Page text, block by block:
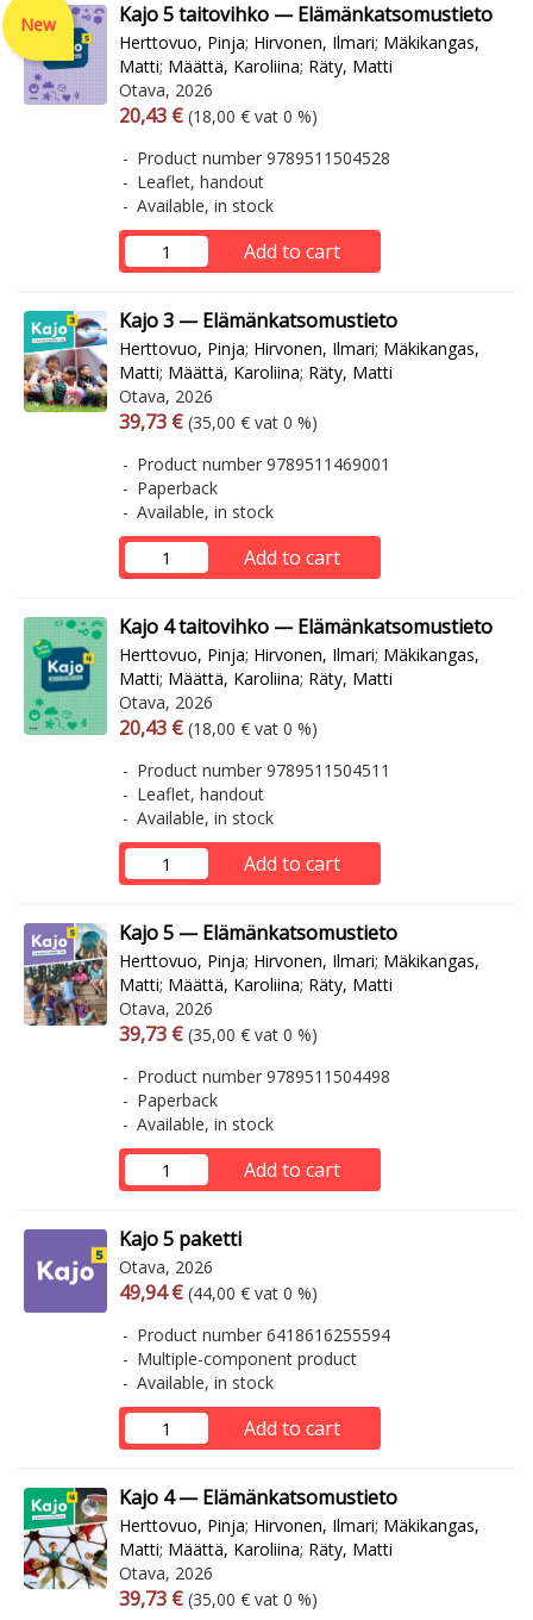
New Kajo 5 taitovihko — Elämänkatsomustieto
Herttovuo, Pinja; Hirvonen, Ilmari; Mäkikangas,
Matti; Määttä, Karoliina; Räty, Matti
Otava, 2026
Arvonlisäverollinen hinta
20,43 € Excl. vat
(18,00 € vat 0 %)
Product number 9789511504528
Leaflet, handout
Available, in stock
Add to cart
Kajo 3 — Elämänkatsomustieto
Herttovuo, Pinja; Hirvonen, Ilmari; Mäkikangas,
Matti; Määttä, Karoliina; Räty, Matti
Otava, 2026
Arvonlisäverollinen hinta
39,73 € Excl. vat
(35,00 € vat 0 %)
Product number 9789511469001
Paperback
Available, in stock
Add to cart
Kajo 4 taitovihko — Elämänkatsomustieto
Herttovuo, Pinja; Hirvonen, Ilmari; Mäkikangas,
Matti; Määttä, Karoliina; Räty, Matti
Otava, 2026
Arvonlisäverollinen hinta
20,43 € Excl. vat
(18,00 € vat 0 %)
Product number 9789511504511
Leaflet, handout
Available, in stock
Add to cart
Kajo 5 — Elämänkatsomustieto
Herttovuo, Pinja; Hirvonen, Ilmari; Mäkikangas,
Matti; Määttä, Karoliina; Räty, Matti
Otava, 2026
Arvonlisäverollinen hinta
39,73 € Excl. vat
(35,00 € vat 0 %)
Product number 9789511504498
Paperback
Available, in stock
Add to cart
Kajo 5 paketti
Otava, 2026
Arvonlisäverollinen hinta
49,94 € Excl. vat
(44,00 € vat 0 %)
Product number 6418616255594
Multiple-component product
Available, in stock
Add to cart
Kajo 4 — Elämänkatsomustieto
Herttovuo, Pinja; Hirvonen, Ilmari; Mäkikangas,
Matti; Määttä, Karoliina; Räty, Matti
Otava, 2026
Arvonlisäverollinen hinta
39,73 € Excl. vat
(35,00 € vat 0 %)